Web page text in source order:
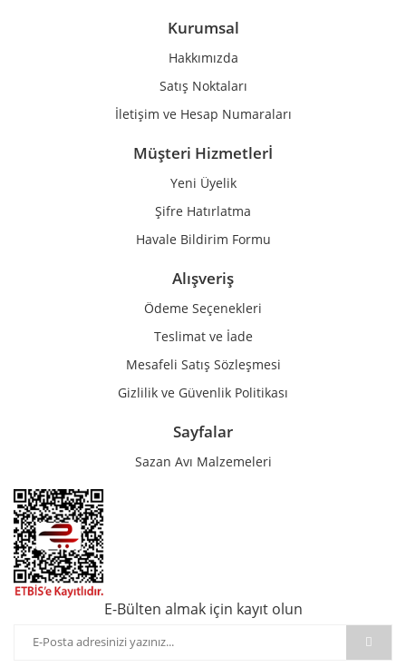
Ürün fiyatı diğer sitelerden daha pahalı.
Gönder
Kurumsal
Hakkımızda
Satış Noktaları
İletişim ve Hesap Numaraları
Müşteri Hizmetlerİ
Yeni Üyelik
Şifre Hatırlatma
Havale Bildirim Formu
Alışveriş
Ödeme Seçenekleri
Teslimat ve İade
Mesafeli Satış Sözleşmesi
Gizlilik ve Güvenlik Politikası
Sayfalar
Sazan Avı Malzemeleri
E-Bülten almak için kayıt olun